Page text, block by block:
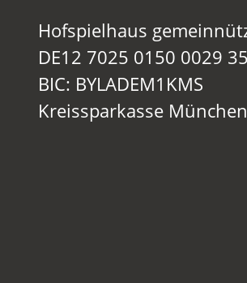
Hofspielhaus
DE12 7025 0150 0029
BIC: BYLADEM1KMS
Kreissparkasse München